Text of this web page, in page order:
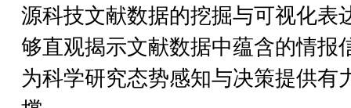
源科技文献数据的挖掘与可视化表
够直观揭示文献数据中蕴含的情报
为科学研究态势感知与决策提供有